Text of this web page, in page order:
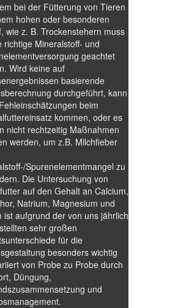
bei der Fütterung von Tieren
hohen oder besonderen
wie z. B. Trockenstehern muss
richtige Mineralstoff- und
geachtet
Wird keine auf
basierende
durchgeführt, kann
beim
kommen, oder es
nicht rechtzeitig Maßnahmen
werden, um z.B. Milchfieber
Spurenelementmangel zu
Die Untersuchung von
auf den Gehalt an Calcium,
Natrium, Magnesium und
ist aufgrund der von uns jährlich
sehr großen
für die
besonders wichtig
von Probe zu Probe durch
Düngung,
und